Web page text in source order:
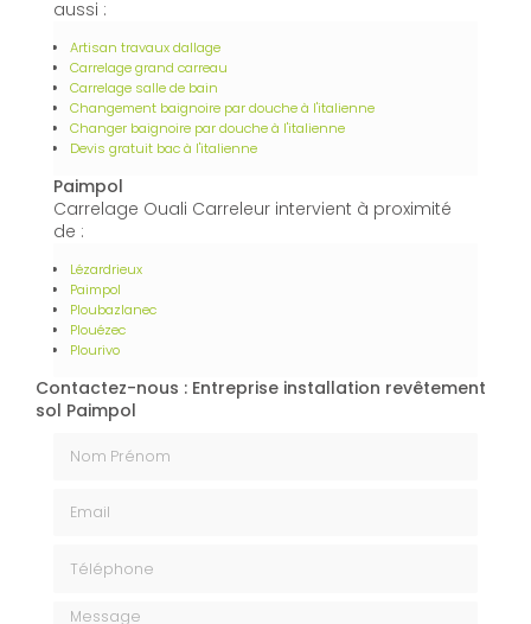
aussi :
Artisan travaux dallage
Carrelage grand carreau
Carrelage salle de bain
Changement baignoire par douche à l'italienne
Changer baignoire par douche à l'italienne
Devis gratuit bac à l'italienne
Paimpol
Carrelage Ouali Carreleur intervient à proximité
de :
Lézardrieux
Paimpol
Ploubazlanec
Plouézec
Plourivo
Contactez-nous : Entreprise installation revêtement
sol Paimpol
Message